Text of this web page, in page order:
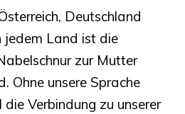
Deutschland
jedem Land ist die
zur Mutter
Ohne unsere Sprache
Verbindung zu unserer